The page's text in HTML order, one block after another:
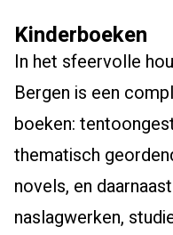
Kinderboeken
In het sfeervolle
Bergen is een
boeken:
thematisch
novels, en
naslagwerken,